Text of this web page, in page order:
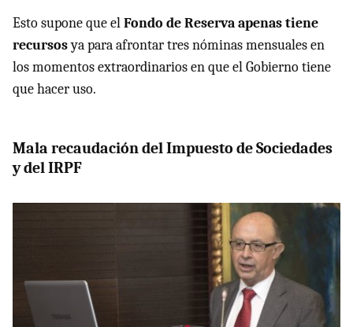
Esto supone que elFondo de Reserva apenas tiene
recursosya para afrontar tres nóminas mensuales en
los momentos extraordinarios en que el Gobierno tiene
que hacer uso.
Mala recaudación del Impuesto de Sociedades
y del IRPF